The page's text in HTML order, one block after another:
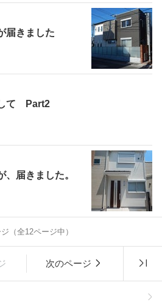
届きました
して Part2
、届きました。
（全12ページ中）
次のページ